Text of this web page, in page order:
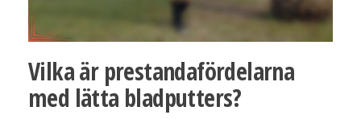
Vilka är prestandafördelarna
med lätta bladputters?